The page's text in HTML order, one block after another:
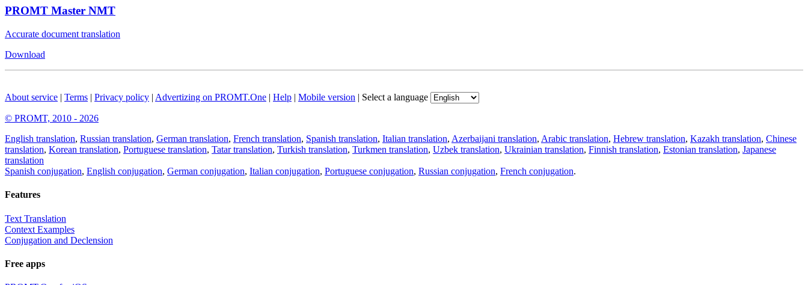
PROMT Master NMT
Accurate document translation
Download
About service | Terms | Privacy policy | Advertizing on PROMT.One | Help | Mobile version | Select a language
© PROMT, 2010 - 2026
English translation, Russian translation, German translation, French translation, Spanish translation, Italian translation, Azerbaijani translation, Arabic translation, Hebrew translation, Kazakh translation, Chinese
translation, Korean translation, Portuguese translation, Tatar translation, Turkish translation, Turkmen translation, Uzbek translation, Ukrainian translation, Finnish translation, Estonian translation, Japanese
translation
Spanish conjugation, English conjugation, German conjugation, Italian conjugation, Portuguese conjugation, Russian conjugation, French conjugation.
Features
Text Translation
Context Examples
Conjugation and Declension
Free apps